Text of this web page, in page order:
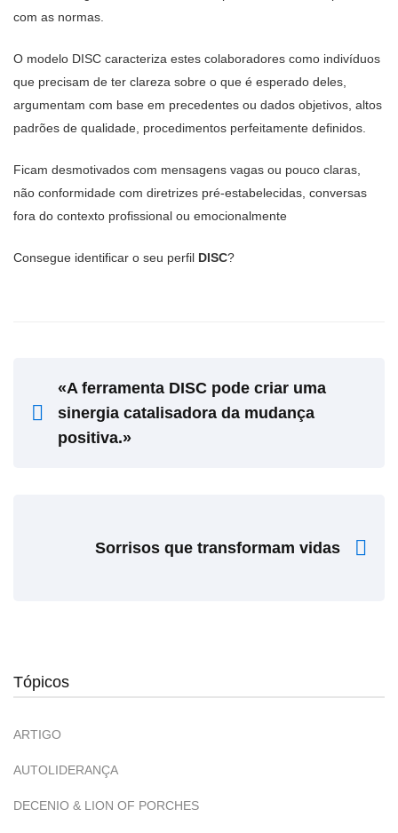
com as normas.
O modelo DISC caracteriza estes colaboradores como indivíduos
que precisam de ter clareza sobre o que é esperado deles,
argumentam com base em precedentes ou dados objetivos, altos
padrões de qualidade, procedimentos perfeitamente definidos.
Ficam desmotivados com mensagens vagas ou pouco claras,
não conformidade com diretrizes pré-estabelecidas, conversas
fora do contexto profissional ou emocionalmente
Consegue identificar o seu perfil DISC?
«A ferramenta DISC pode criar uma
sinergia catalisadora da mudança
positiva.»
Sorrisos que transformam vidas
Tópicos
ARTIGO
AUTOLIDERANÇA
DECENIO & LION OF PORCHES